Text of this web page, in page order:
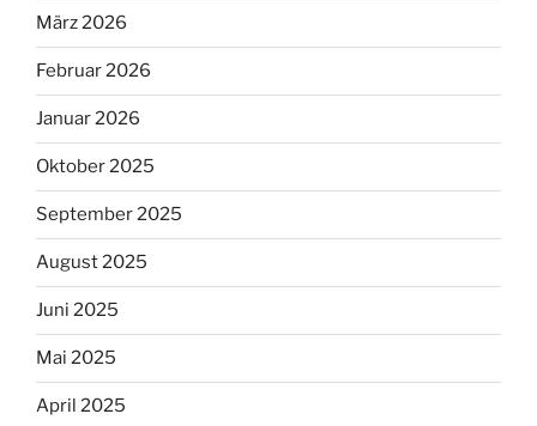
März 2026
Februar 2026
Januar 2026
Oktober 2025
September 2025
August 2025
Juni 2025
Mai 2025
April 2025